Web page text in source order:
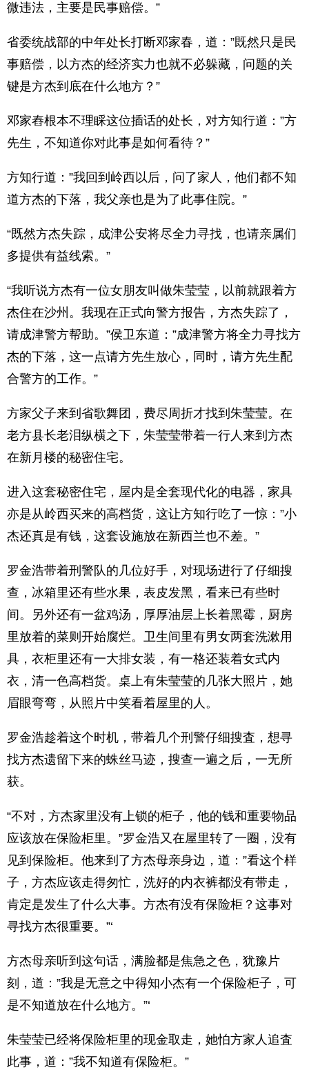
微违法，主要是民事赔偿。”
省委统战部的中年处长打断邓家春，道：”既然只是民
事赔偿，以方杰的经济实力也就不必躲藏，问题的关
键是方杰到底在什么地方？”
邓家舂根本不理睬这位插话的处长，对方知行道：”方
先生，不知道你对此事是如何看待？”
方知行道：”我回到岭西以后，问了家人，他们都不知
道方杰的下落，我父亲也是为了此事住院。”
“既然方杰失踪，成津公安将尽全力寻找，也请亲属们
多提供有益线索。”
“我听说方杰有一位女朋友叫做朱莹莹，以前就跟着方
杰住在沙州。我现在正式向警方报告，方杰失踪了，
请成津警方帮助。”侯卫东道：”成津警方将全力寻找方
杰的下落，这一点请方先生放心，同时，请方先生配
合警方的工作。”
方家父子来到省歌舞团，费尽周折才找到朱莹莹。在
老方县长老泪纵横之下，朱莹莹带着一行人来到方杰
在新月楼的秘密住宅。
进入这套秘密住宅，屋内是全套现代化的电器，家具
亦是从岭西买来的高档货，这让方知行吃了一惊：”小
杰还真是有钱，这套设施放在新西兰也不差。”
罗金浩带着刑警队的几位好手，对现场进行了仔细搜
查，冰箱里还有些水果，表皮发黑，看来已有些时
间。另外还有一盆鸡汤，厚厚油层上长着黑霉，厨房
里放着的菜则开始腐烂。卫生间里有男女两套洗漱用
具，衣柜里还有一大排女装，有一格还装着女式内
衣，清一色高档货。桌上有朱莹莹的几张大照片，她
眉眼弯弯，从照片中笑看着屋里的人。
罗金浩趁着这个时机，带着几个刑警仔细搜査，想寻
找方杰遗留下来的蛛丝马迹，搜查一遍之后，一无所
获。
“不对，方杰家里没有上锁的柜子，他的钱和重要物品
应该放在保险柜里。”罗金浩又在屋里转了一圈，没有
见到保险柜。他来到了方杰母亲身边，道：”看这个样
子，方杰应该走得匆忙，洗好的内衣裤都没有带走，
肯定是发生了什么大事。方杰有没有保险柜？这事对
寻找方杰很重要。”‘
方杰母亲听到这句话，满脸都是焦急之色，犹豫片
刻，道：”我是无意之中得知小杰有一个保险柜子，可
是不知道放在什么地方。”‘
朱莹莹已经将保险柜里的现金取走，她怕方家人追査
此事，道：”我不知道有保险柜。”